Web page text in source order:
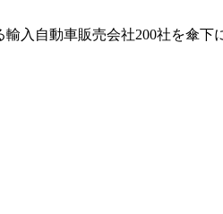
入自動車販売会社200社を傘下